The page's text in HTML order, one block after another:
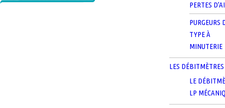
PERTES
PURGEURS
TYPE À
MINUTERIE
LES DÉBITMÈTRES
LE
LP